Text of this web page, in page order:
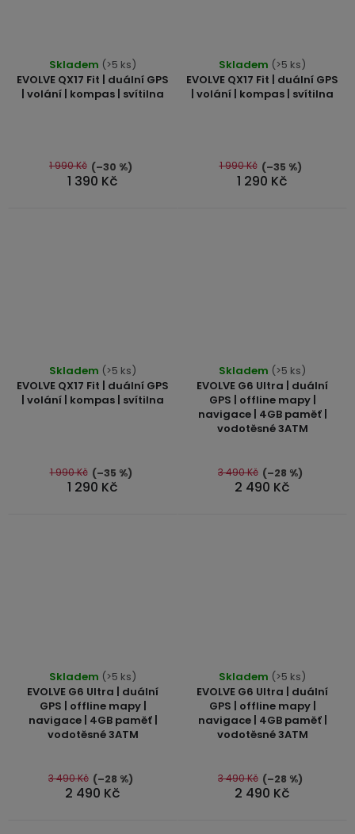
EVOLVE QX17 Fit | duální GPS
| volání | kompas | svítilna
Skladem (>5 ks)
1 390 Kč
1 990 Kč (–30 %)
EVOLVE QX17 Fit | duální GPS
| volání | kompas | svítilna
hodnocení
produktu
5
hvězdiček.
Skladem (>5 ks)
1 290 Kč
1 990 Kč (–35 %)
EVOLVE QX17 Fit | duální GPS
| volání | kompas | svítilna
Skladem (>5 ks)
1 290 Kč
1 990 Kč (–35 %)
EVOLVE G6 Ultra | duální
GPS | offline mapy |
navigace | 4GB paměť |
vodotěsné 3ATM
hodnocení
produktu
je
5,0
5
hvězdiček.
Skladem (>5 ks)
2 490 Kč
3 490 Kč (–28 %)
EVOLVE G6 Ultra | duální
GPS | offline mapy |
navigace | 4GB paměť |
vodotěsné 3ATM
hodnocení
produktu
je
5,0
5
hvězdiček.
Skladem (>5 ks)
2 490 Kč
3 490 Kč (–28 %)
EVOLVE G6 Ultra | duální
GPS | offline mapy |
navigace | 4GB paměť |
vodotěsné 3ATM
Skladem (>5 ks)
2 490 Kč
3 490 Kč (–28 %)